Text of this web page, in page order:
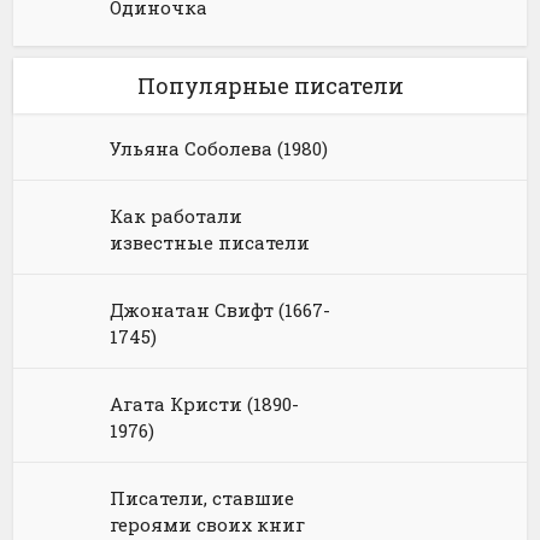
Одиночка
Популярные писатели
Ульяна Соболева (1980)
Как работали
известные писатели
Джонатан Свифт (1667-
1745)
Агата Кристи (1890-
1976)
Писатели, ставшие
героями своих книг